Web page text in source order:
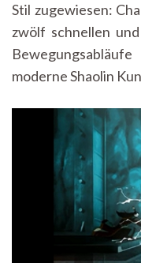
Stil zugewiesen:
zwölf schnellen
moderne Shaolin